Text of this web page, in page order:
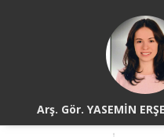
Arş. Gör. YASEMİN